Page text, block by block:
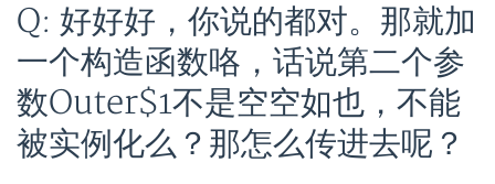
Q: 好好好，你说的都对。那就加
一个构造函数咯，话说第二个参
数Outer$1不是空空如也，不能
被实例化么？那怎么传进去呢？